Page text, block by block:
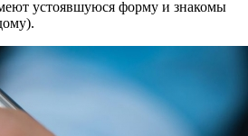
устоявшуюся форму и знакомы